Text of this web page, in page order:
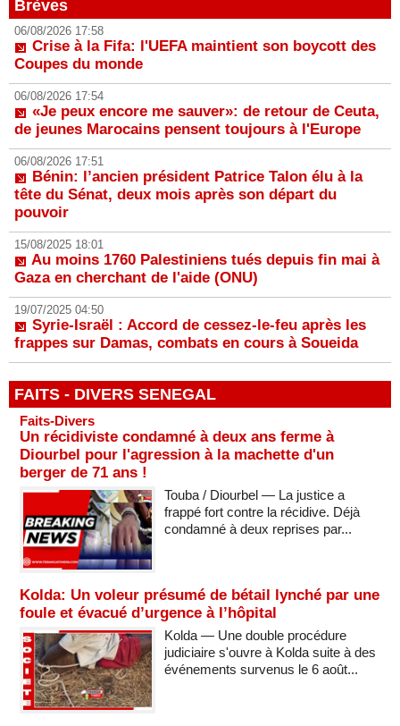
Brèves
06/08/2026 17:58
Crise à la Fifa: l'UEFA maintient son boycott des
Coupes du monde
06/08/2026 17:54
«Je peux encore me sauver»: de retour de Ceuta,
de jeunes Marocains pensent toujours à l'Europe
06/08/2026 17:51
Bénin: l’ancien président Patrice Talon élu à la
tête du Sénat, deux mois après son départ du
pouvoir
15/08/2025 18:01
Au moins 1760 Palestiniens tués depuis fin mai à
Gaza en cherchant de l'aide (ONU)
19/07/2025 04:50
Syrie-Israël : Accord de cessez-le-feu après les
frappes sur Damas, combats en cours à Soueida
FAITS - DIVERS SENEGAL
Faits-Divers
Un récidiviste condamné à deux ans ferme à
Diourbel pour l'agression à la machette d'un
berger de 71 ans !
Touba / Diourbel — La justice a
frappé fort contre la récidive. Déjà
condamné à deux reprises par...
Kolda: Un voleur présumé de bétail lynché par une
foule et évacué d’urgence à l’hôpital
Kolda — Une double procédure
judiciaire s'ouvre à Kolda suite à des
événements survenus le 6 août...